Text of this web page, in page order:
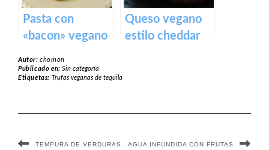
Pasta con
«bacon» vegano
Queso vegano
estilo cheddar
Autor:chomon
Publicado en:Sin categoría
Etiquetas: Trufas veganas de tequila
TEMPURA DE VERDURAS AGUA INFUNDIDA CON FRUTAS